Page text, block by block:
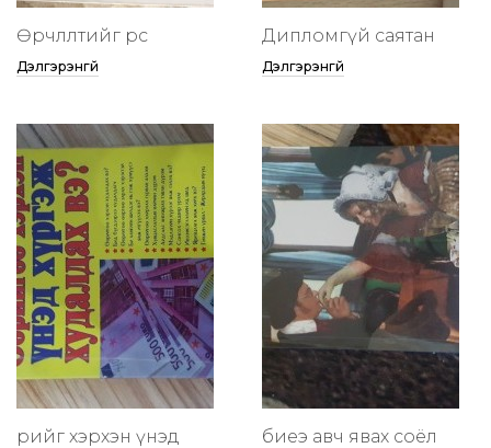
Өөрчлөлтийг өөрөөсөө
Дэлгэрэнгүй
Дипломгүй саятан
Дэлгэрэнгүй
өөрийгөө хэрхэн үнэд
биеэ авч явах соёл